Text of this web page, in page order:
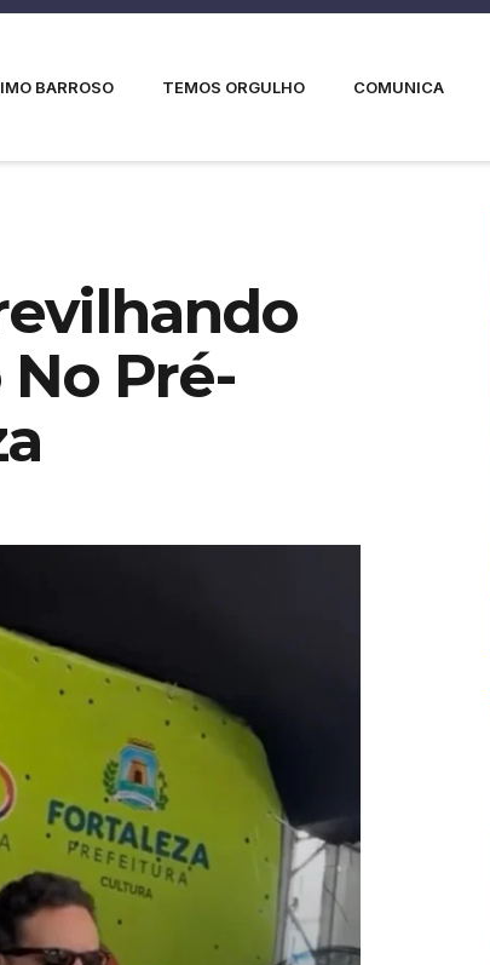
BARROSO TEMOS ORGULHO COMUNICA
Pré-